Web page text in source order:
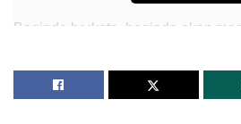
Baginda berkata, baginda akan
tersebut dengan Rosmah yang
Permata.